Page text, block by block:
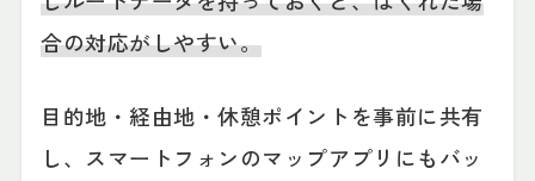
合の対応がしやすい。
目的地・経由地・休憩ポイントを事前に共有
し、スマートフォンのマップアプリにもバッ